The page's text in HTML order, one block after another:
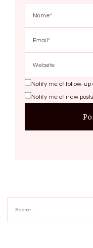
Notify me of follow-
Notify me of new
for: